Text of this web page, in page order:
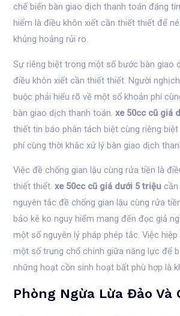
chế biến bàn giao dịch thanh toán đáng
hiểm là điều khôn xiết cần thiết thiết để
khủng hoảng rủi ro.
Sự riêng biệt trong một số bước bàn giao
điều khôn xiết cần thiết thiết. Người
buộc phải hiểu rõ về một số khoản phí
bàn giao dịch thanh toán.xe 50cc cũ giá
thiết tin báo phân tách biệt cùng riêng
phí cùng thời khắc xử lý bàn giao dịch
Việc đề chống gian lậu cùng rửa tiền là
thiết thiết.xe 50cc cũ giá dưới 5 triệu
nguyên tắc đề chống gian lậu cùng rửa
bảo kê ko nguy hiểm mang đến đọc giả
một số nguyên lý pháp phép tắc. Việc
một số trung chổ chính giữa năng lực để
những hoạt cồn sinh hoạt bất phù hợp là
Phòng Ngừa Lừa Đảo Và